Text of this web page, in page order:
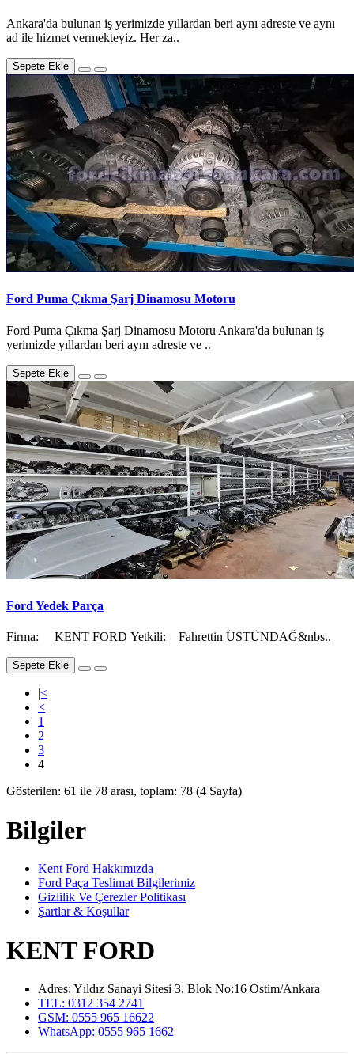
Ankara'da bulunan iş yerimizde yıllardan beri aynı adreste ve aynı
ad ile hizmet vermekteyiz. Her za..
Sepete Ekle
Ford Puma Çıkma Şarj Dinamosu Motoru
Ford Puma Çıkma Şarj Dinamosu Motoru Ankara'da bulunan iş
yerimizde yıllardan beri aynı adreste ve ..
Sepete Ekle
Ford Yedek Parça
Firma: KENT FORD Yetkili: Fahrettin ÜSTÜNDAĞ&nbs..
Sepete Ekle
|<
<
1
2
3
4
Gösterilen: 61 ile 78 arası, toplam: 78 (4 Sayfa)
Bilgiler
Kent Ford Hakkımızda
Ford Paça Teslimat Bilgilerimiz
Gizlilik Ve Çerezler Politikası
Şartlar & Koşullar
KENT FORD
Adres: Yıldız Sanayi Sitesi 3. Blok No:16 Ostim/Ankara
TEL: 0312 354 2741
GSM: 0555 965 16622
WhatsApp: 0555 965 1662